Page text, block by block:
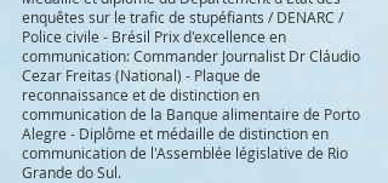
enquêtes sur le trafic de stupéfiants / DENARC /
Police civile - Brésil Prix d'excellence en
communication: Commander Journalist Dr Cláudio
Cezar Freitas (National) - Plaque de
reconnaissance et de distinction en
communication de la Banque alimentaire de Porto
Alegre - Diplôme et médaille de distinction en
communication de l'Assemblée législative de Rio
Grande do Sul.